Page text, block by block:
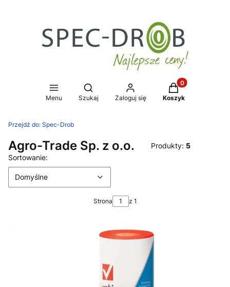
Menu
Otwórz wyszukiwarkę
Szukaj Zaloguj się
Produkty w
Koszyk
Przejdź do: Spec-Drob
Agro-Trade Sp. z o.o. Produkty: 5
Lista produktów
Sortowanie:
Domyślne
Strona z 1